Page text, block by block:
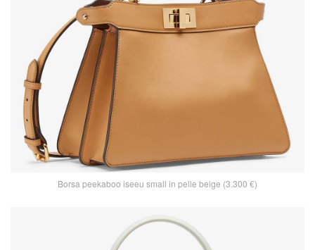
Borsa peekaboo iseeu small in pelle beige (3.300 €)